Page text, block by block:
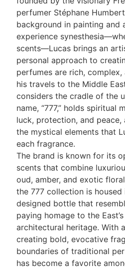
perfumer Stéphane
background in painting and
experience
scents—Lucas brings an
personal approach to
perfumes are rich,
his travels to the Middle
considers the cradle of the
name, “777,” holds spiritual
luck, protection, and
the mystical elements that
each fragrance.
The brand is known for its
scents that combine
oud, amber, and exotic
the 777 collection is
designed bottle that
paying homage to the
architectural heritage. With
creating bold, evocative
boundaries of traditional
has become a favorite